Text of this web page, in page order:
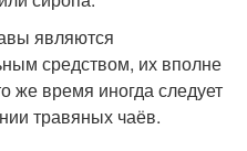
являются
средством, их вполне
же время иногда следует
травяных чаёв.